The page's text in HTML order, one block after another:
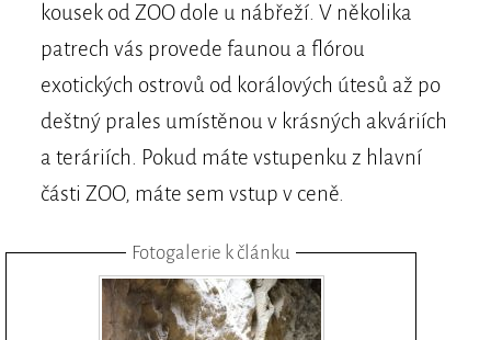
kousek od ZOO dole u nábřeží. V několika
patrech vás provede faunou a flórou
exotických ostrovů od korálových útesů až po
deštný prales umístěnou v krásných akváriích
a teráriích. Pokud máte vstupenku z hlavní
části ZOO, máte sem vstup v ceně.
Fotogalerie k článku